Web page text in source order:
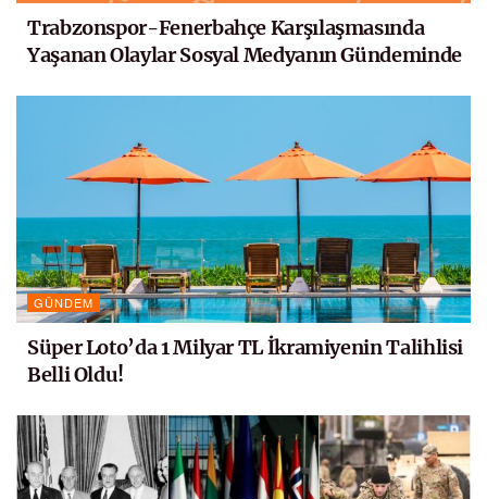
Trabzonspor-Fenerbahçe Karşılaşmasında
Yaşanan Olaylar Sosyal Medyanın Gündeminde
GÜNDEM
Süper Loto’da 1 Milyar TL İkramiyenin Talihlisi
Belli Oldu!